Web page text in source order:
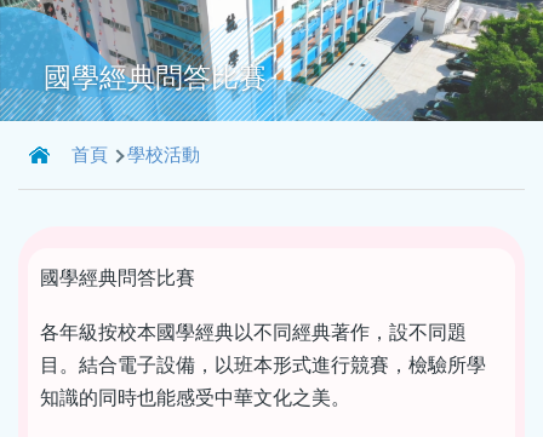
國學經典問答比賽
導
航
結
首頁 學校活動
國學經典問答比賽
各年級按校本國學經典以不同經典著作，設不同題
目。結合電子設備，以班本形式進行競賽，檢驗所學
知識的同時也能感受中華文化之美。